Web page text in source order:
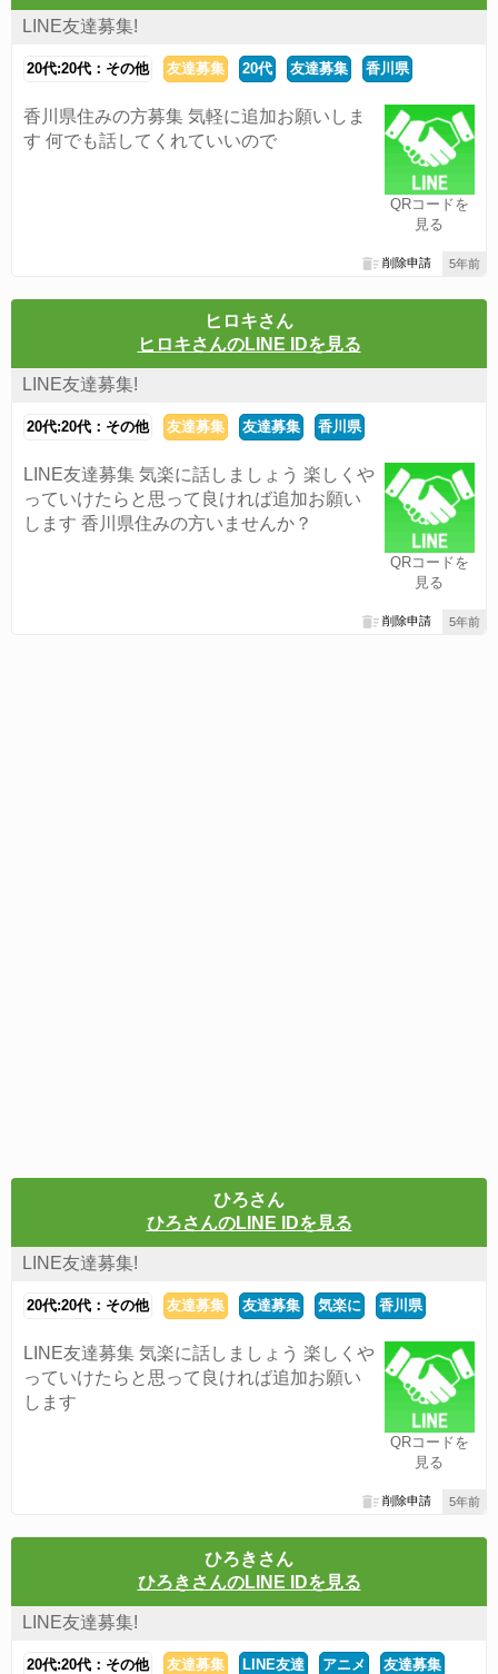
LINE友達募集!
20代:20代：その他 友達募集 20代 友達募集 香川県
QRコードを
見る
香川県住みの方募集 気軽に追加お願いしま
す 何でも話してくれていいので
5年前
削除申請
ヒロキさん
ヒロキさんのLINE IDを見る
LINE友達募集!
20代:20代：その他 友達募集 友達募集 香川県
QRコードを
見る
LINE友達募集 気楽に話しましょう 楽しくや
っていけたらと思って良ければ追加お願い
します 香川県住みの方いませんか？
5年前
削除申請
ひろさん
ひろさんのLINE IDを見る
LINE友達募集!
20代:20代：その他 友達募集 友達募集 気楽に 香川県
QRコードを
見る
LINE友達募集 気楽に話しましょう 楽しくや
っていけたらと思って良ければ追加お願い
します
5年前
削除申請
ひろきさん
ひろきさんのLINE IDを見る
LINE友達募集!
20代:20代：その他 友達募集 LINE友達 アニメ 友達募集